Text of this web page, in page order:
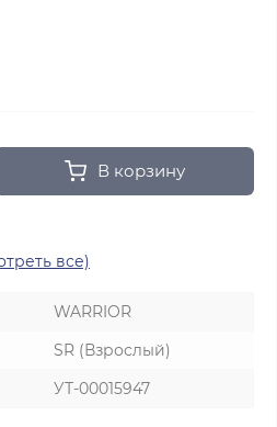
В корзину
все)
WARRIOR
SR (Взрослый)
УТ-00015947